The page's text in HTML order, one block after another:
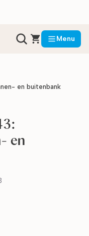
Menu
en buitenbank
en